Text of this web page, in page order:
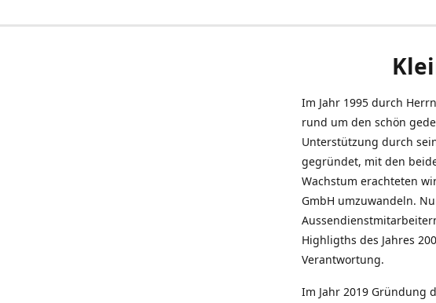
Im Jahr 1995 durch
rund um den schön
Unterstützung durch
gegründet, mit den
Wachstum erachteten
GmbH umzuwandeln.
Highligths des Jahres
Verantwortung.
Im Jahr 2019 Gründung